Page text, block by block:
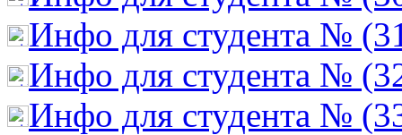
Инфо для студента №
Инфо для студента №
Инфо для студента №